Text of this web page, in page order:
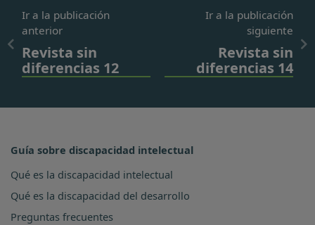
Ir a la publicación
anterior
Revista sin
diferencias 12
Ir a la publicación
siguiente
Revista sin
diferencias 14
Guía sobre discapacidad intelectual
Qué es la discapacidad intelectual
Qué es la discapacidad del desarrollo
Preguntas frecuentes